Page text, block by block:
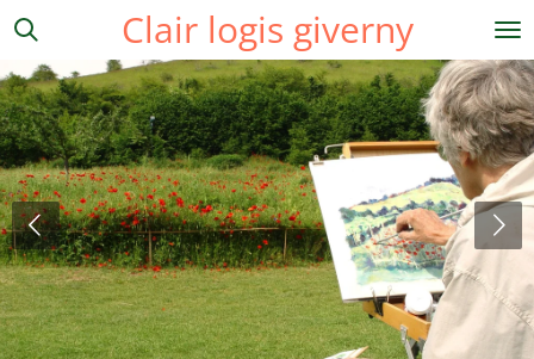
Passer
contenu
principal
Clair logis giverny